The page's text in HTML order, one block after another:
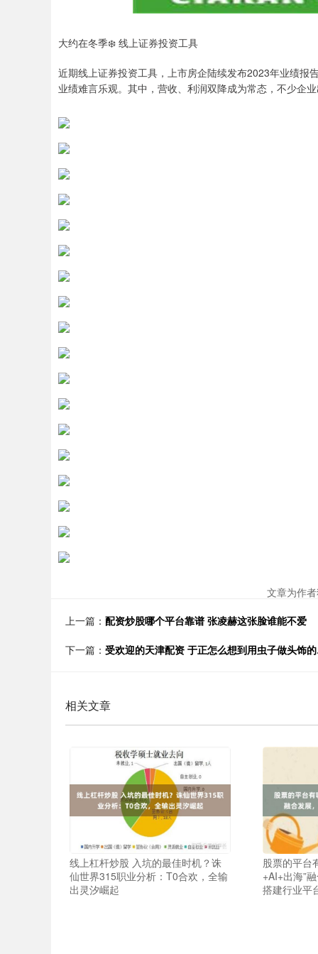
大约在冬季❄️ ​​​线上证券投资工具
近期线上证券投资工具，上市房企陆续发布2023年业绩报
业绩难言乐观。其中，营收、利润双降成为常态，不少企
文章为作
上一篇： 配资炒股哪个平台靠谱 张凌赫这张脸谁能不爱
下一篇： 受欢迎的天津配资 于正怎么想到用虫子做头饰
相关文章
线上杠杆炒股 入坑的最佳时机？诛
仙世界315职业分析：T0合欢，全输
出灵汐崛起
股票的平台
+AI+出海”
搭建行业平